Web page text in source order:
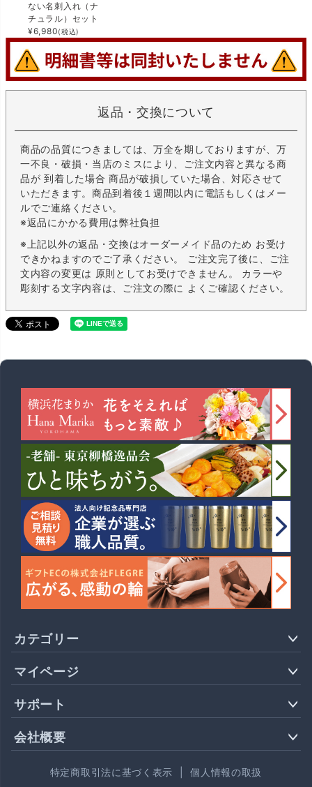
ない名刺入れ（ナ
チュラル）セット
¥6,980(税込)
返品・交換について
商品の品質につきましては、万全を期しておりますが、万
一不良・破損・当店のミスにより、ご注文内容と異なる商
品が 到着した場合 商品が破損していた場合、対応させて
いただきます。商品到着後１週間以内に電話もしくはメー
ルでご連絡ください。
※返品にかかる費用は弊社負担
※上記以外の返品・交換はオーダーメイド品のため お受け
できかねますのでご了承ください。 ご注文完了後に、ご注
文内容の変更は 原則としてお受けできません。 カラーや
彫刻する文字内容は、ご注文の際に よくご確認ください。
カテゴリー
マイページ
サポート
会社概要
特定商取引法に基づく表示 個人情報の取扱